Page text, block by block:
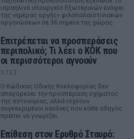
ισραηλινό υπουργείο Εξωτερικών ενόψει
της «ημέρας οργής» φιλοπαλαιστινιακών
οργανώσεων σε 36 σημεία της χώρας.
Επιτρέπεται να προσπεράσεις
περιπολικό; Τι λέει ο ΚΟΚ που
οι περισσότεροι αγνοούν
ΧΤΕΣ
Ο Κώδικας Οδικής Κυκλοφορίας δεν
απαγορεύει την προσπέραση οχήματος
της αστυνομίας, αλλά ισχύουν
συγκεκριμένοι κανόνες που κάθε οδηγός
πρέπει να γνωρίζει.
Επίθεση στον Ερυθρό Σταυρό: